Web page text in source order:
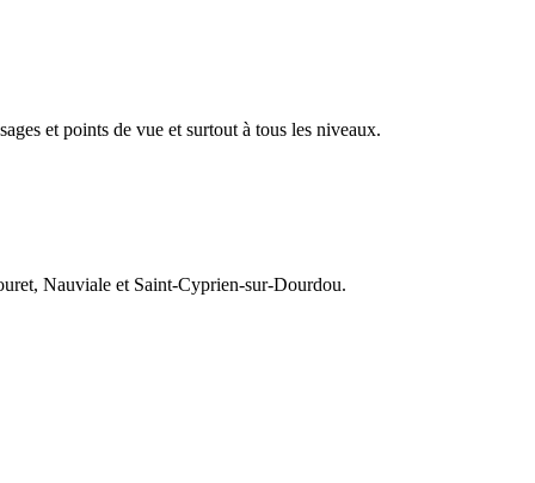
et points de vue et surtout à tous les niveaux.
Nauviale et Saint-Cyprien-sur-Dourdou.